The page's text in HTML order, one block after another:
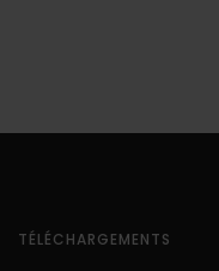
TÉLÉCHARGEMENTS